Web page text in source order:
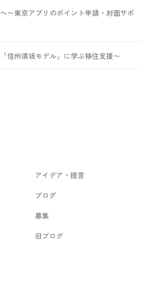
〜東京アプリのポイント申請・対面サポ
信州須坂モデル」に学ぶ移住支援〜
アイデア・提言
ブログ
募集
旧ブログ